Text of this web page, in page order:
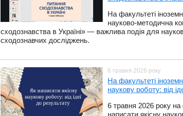
На факультеті
науково-методична
сходознавства в Україні» — важлива подія для
сходознавчих досліджень.
6 травня 2026 року
На факультеті
наукову роботу: від
​6 травня 2026 року
написати якісну